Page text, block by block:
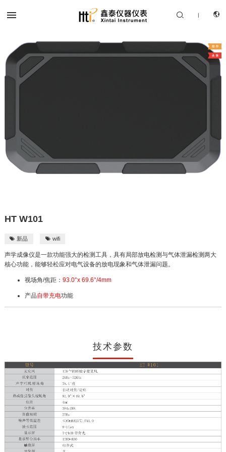
关于我们
 | 
HT W101
 新品  wifi
声学成像仪是一款功能强大的检测工具，具有局部放电检测与气体泄漏检测两大
核心功能，能够轻松应对电气设备的放电现象和气体泄漏问题。
视场角/焦距： 93.0°x 69.6°/4mm
产品自带充电功能
技术参数